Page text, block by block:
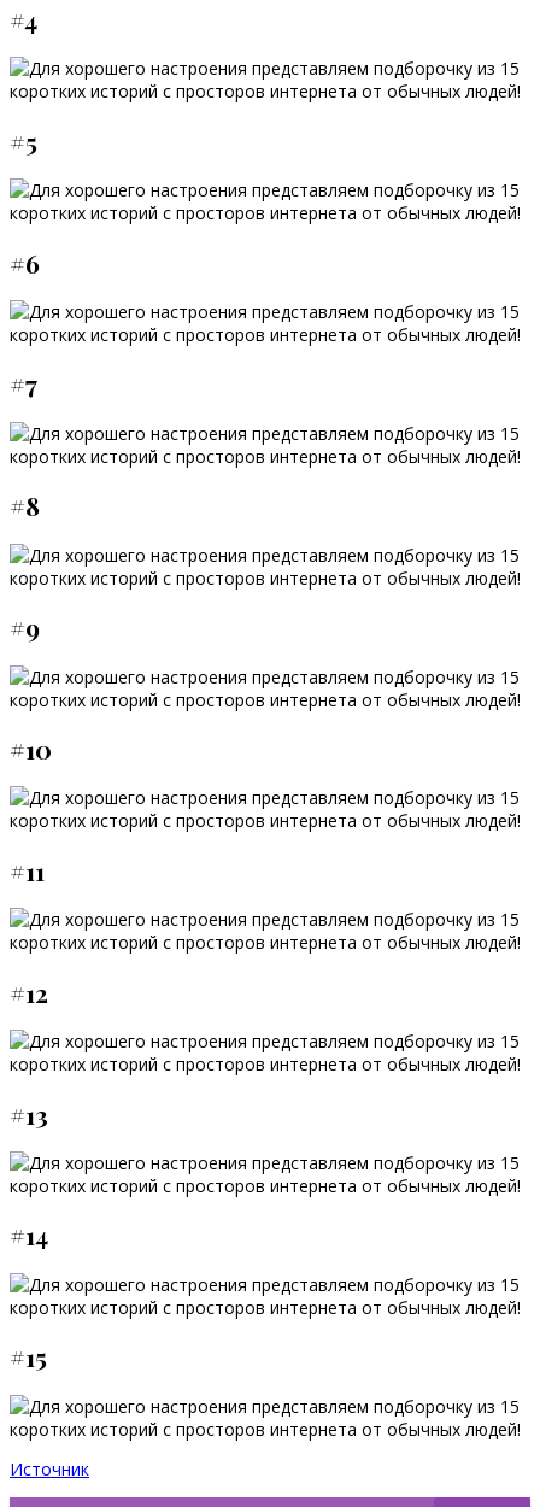
#4
#5
#6
#7
#8
#9
#10
#11
#12
#13
#14
#15
Источник